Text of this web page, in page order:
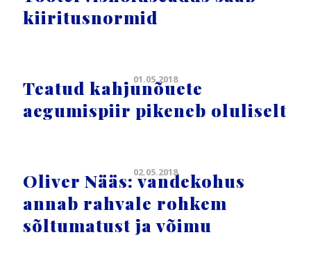
kiiritusnormid
01.05.2018
Teatud kahjunõuete
aegumispiir pikeneb oluliselt
02.05.2018
Oliver Nääs: vandekohus
annab rahvale rohkem
sõltumatust ja võimu